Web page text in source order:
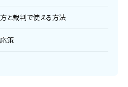
と裁判で使える方法
策